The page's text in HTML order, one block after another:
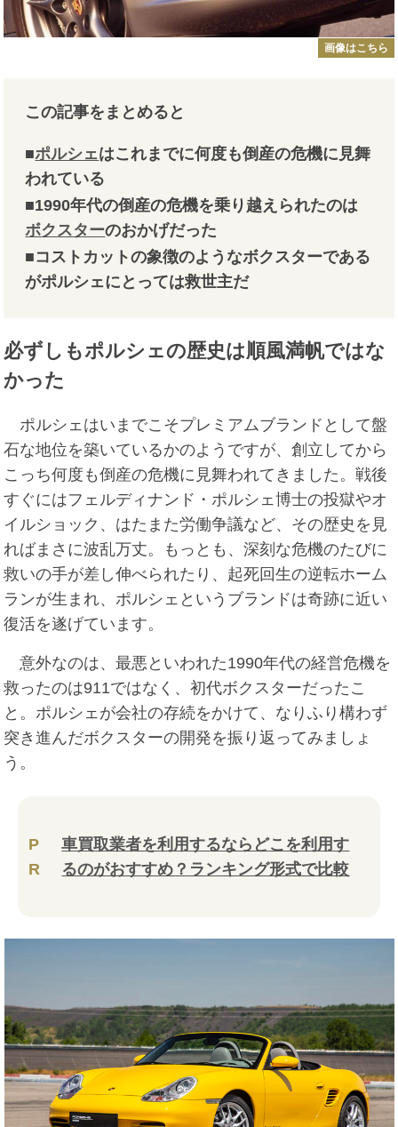
画像はこちら
この記事をまとめると
■ポルシェはこれまでに何度も倒産の危機に見舞
われている
■1990年代の倒産の危機を乗り越えられたのは
ボクスターのおかげだった
■コストカットの象徴のようなボクスターである
がポルシェにとっては救世主だ
必ずしもポルシェの歴史は順風満帆ではな
かった
ポルシェはいまでこそプレミアムブランドとして盤
石な地位を築いているかのようですが、創立してから
こっち何度も倒産の危機に見舞われてきました。戦後
すぐにはフェルディナンド・ポルシェ博士の投獄やオ
イルショック、はたまた労働争議など、その歴史を見
ればまさに波乱万丈。もっとも、深刻な危機のたびに
救いの手が差し伸べられたり、起死回生の逆転ホーム
ランが生まれ、ポルシェというブランドは奇跡に近い
復活を遂げています。
意外なのは、最悪といわれた1990年代の経営危機を
救ったのは911ではなく、初代ボクスターだったこ
と。ポルシェが会社の存続をかけて、なりふり構わず
突き進んだボクスターの開発を振り返ってみましょ
う。
P
R
車買取業者を利用するならどこを利用す
るのがおすすめ？ランキング形式で比較